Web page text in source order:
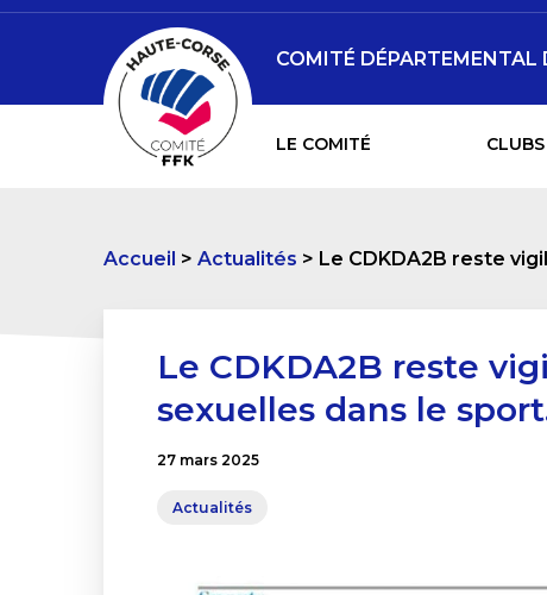
LE COMITÉ
COMITÉ DÉPARTEMENTAL
Accueil Actualités Le CDKDA2B reste
Le CDKDA2B reste
sexuelles dans le
27 mars 2025
Actualités